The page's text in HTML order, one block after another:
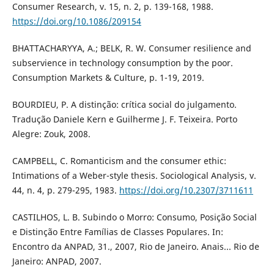
Consumer Research, v. 15, n. 2, p. 139-168, 1988.
https://doi.org/10.1086/209154
BHATTACHARYYA, A.; BELK, R. W. Consumer resilience and
subservience in technology consumption by the poor.
Consumption Markets & Culture, p. 1-19, 2019.
BOURDIEU, P. A distinção: crítica social do julgamento.
Tradução Daniele Kern e Guilherme J. F. Teixeira. Porto
Alegre: Zouk, 2008.
CAMPBELL, C. Romanticism and the consumer ethic:
Intimations of a Weber-style thesis. Sociological Analysis, v.
44, n. 4, p. 279-295, 1983. https://doi.org/10.2307/3711611
CASTILHOS, L. B. Subindo o Morro: Consumo, Posição Social
e Distinção Entre Famílias de Classes Populares. In:
Encontro da ANPAD, 31., 2007, Rio de Janeiro. Anais... Rio de
Janeiro: ANPAD, 2007.